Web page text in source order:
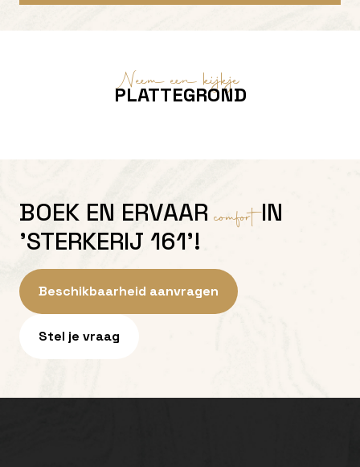
Neem een kijkje
PLATTEGROND
BOEK EN ERVAARcomfortIN
'STERKERIJ 161'!
Beschikbaarheid aanvragen
Stel je vraag